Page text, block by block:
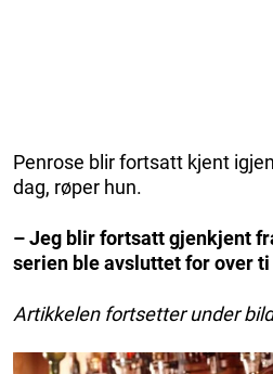
Penrose blir fortsatt kjent
dag, røper hun.
–Jeg blir fortsatt gjenkjent
serien ble avsluttet for over
Artikkelen fortsetter under